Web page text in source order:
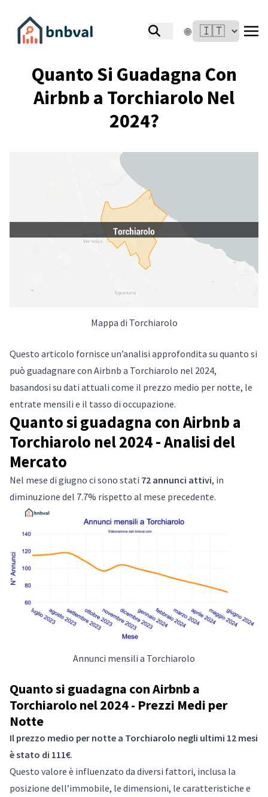
🌐
Quanto Si Guadagna Con
Airbnb a Torchiarolo Nel
2024?
Mappa di Torchiarolo
Questo articolo fornisce un’analisi approfondita su quanto si
può guadagnare con Airbnb a Torchiarolo nel 2024,
basandosi su dati attuali come il prezzo medio per notte, le
entrate mensili e il tasso di occupazione.
Quanto si guadagna con Airbnb a
Torchiarolo nel 2024 - Analisi del
Mercato
Nel mese di giugno ci sono stati 72 annunci attivi, in
diminuzione del 7.7% rispetto al mese precedente.
Annunci mensili a Torchiarolo
Quanto si guadagna con Airbnb a
Torchiarolo nel 2024 - Prezzi Medi per
Notte
Il prezzo medio per notte a Torchiarolo negli ultimi 12 mesi
è stato di 111€.
Questo valore è influenzato da diversi fattori, inclusa la
posizione dell’immobile, le dimensioni, le caratteristiche e